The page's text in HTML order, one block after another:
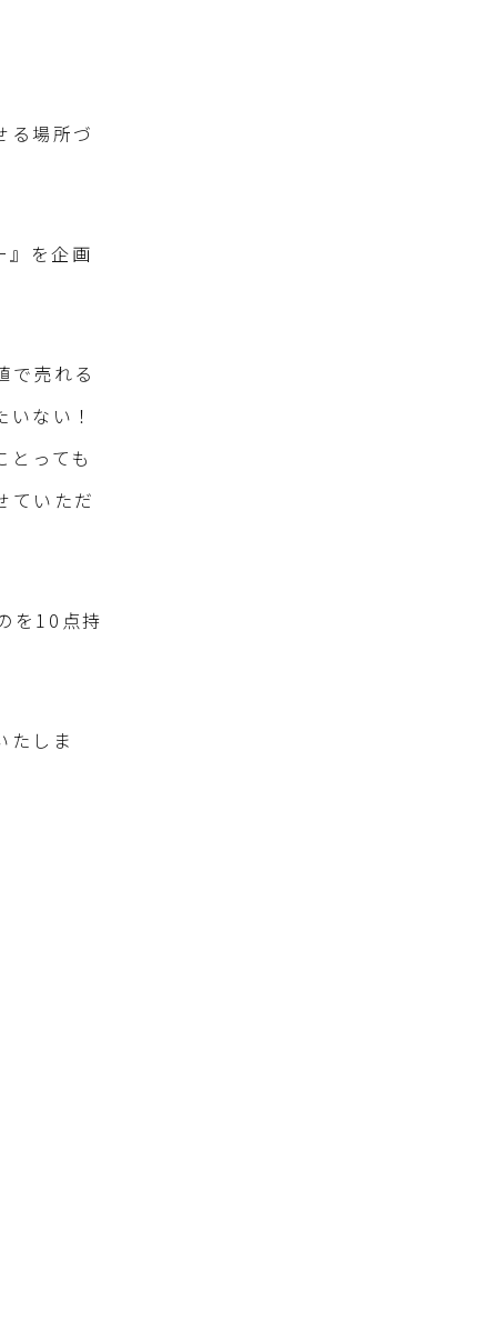
る場所づ
』を企画
で売れる
ない！
っても
ていただ
を10点持
たしま